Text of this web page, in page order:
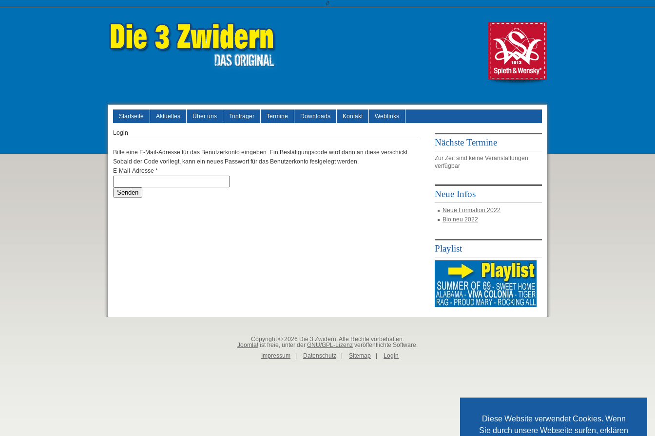
Diese Website verwendet Cookies. Wenn
Sie durch unsere Webseite surfen, erklären
//
Startseite Aktuelles Über uns Tonträger Termine Downloads Kontakt Weblinks
Login
Bitte eine E-Mail-Adresse für das Benutzerkonto eingeben. Ein Bestätigungscode wird dann an diese verschickt.
Sobald der Code vorliegt, kann ein neues Passwort für das Benutzerkonto festgelegt werden.
E-Mail-Adresse *
Senden
Nächste Termine
Zur Zeit sind keine Veranstaltungen
verfügbar
Neue Infos
Neue Formation 2022
Bio neu 2022
Playlist
Copyright © 2026 Die 3 Zwidern. Alle Rechte vorbehalten.
Joomla! ist freie, unter der GNU/GPL-Lizenz veröffentlichte Software.
Impressum
Datenschutz Sitemap Login